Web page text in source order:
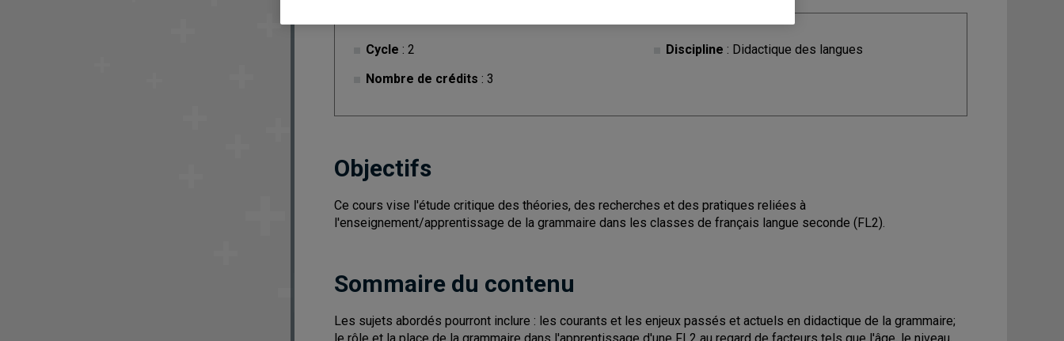
Cycle : 2
Nombre de crédits : 3
Discipline : Didactique des langues
Objectifs
Ce cours vise l'étude critique des théories, des recherches et des pratiques reliées à
l'enseignement/apprentissage de la grammaire dans les classes de français langue seconde (FL2).
Sommaire du contenu
Les sujets abordés pourront inclure : les courants et les enjeux passés et actuels en didactique de la grammaire;